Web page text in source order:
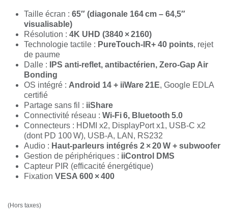
Taille écran : 65″ (diagonale 164 cm – 64,5″
visualisable)
Résolution : 4K UHD (3840 × 2160)
Technologie tactile :PureTouch‑IR+ 40 points , rejet
de paume
Dalle : IPS anti‑reflet, antibactérien, Zero‑Gap Air
Bonding
OS intégré : Android 14 + iiWare 21E , Google EDLA
certifié
Partage sans fil : iiShare
Connectivité réseau : Wi‑Fi 6, Bluetooth 5.0
Connecteurs : HDMI x2, DisplayPort x1, USB‑C x2
(dont PD 100 W), USB‑A, LAN, RS232
Audio : Haut‑parleurs intégrés 2 × 20 W +
subwoofer
Gestion de périphériques :iiControl DMS
Capteur PIR (efficacité énergétique)
1 540,00